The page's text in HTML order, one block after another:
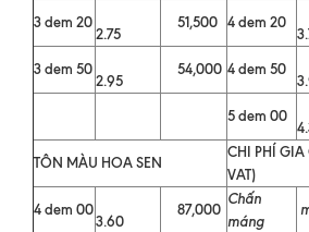
3 dem 20
2.75
51,500 4 dem 20
3 dem 50
2.95
54,000 4 dem 50
5 dem 00
TÔN MÀU HOA SEN
CHI PHÍ
VAT)
4 dem 00
3.60
87,000
Chấn
máng